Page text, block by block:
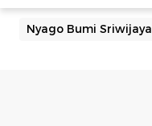
Nyago Bumi Sriwijaya